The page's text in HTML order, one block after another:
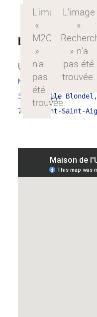
Lieu de la
Université de
Maison de
3 Pl. Emile Blondel,
76130 Mont-Saint-